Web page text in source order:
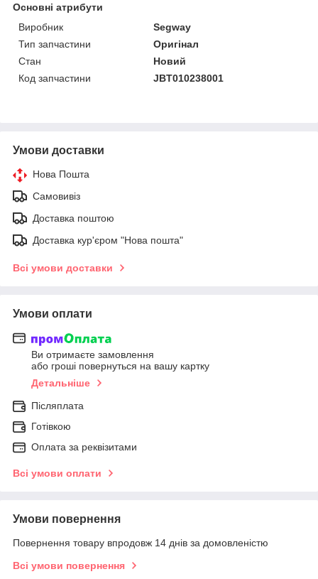
Основні атрибути
Виробник
Segway
Тип запчастини
Оригінал
Стан
Новий
Код запчастини
JBT010238001
Умови доставки
Нова Пошта
Самовивіз
Доставка поштою
Доставка кур'єром "Нова пошта"
Всі умови доставки
Умови оплати
Ви отримаєте замовлення
або гроші повернуться на вашу картку
Детальніше
Післяплата
Готівкою
Оплата за реквізитами
Всі умови оплати
Умови повернення
Повернення товару впродовж 14 днів за домовленістю
Всі умови повернення